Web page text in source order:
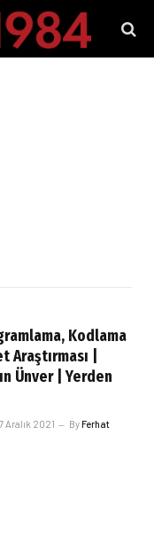
Kodlama
|
Ünver | Yerden
7 Aralık 2021 ByFerhat